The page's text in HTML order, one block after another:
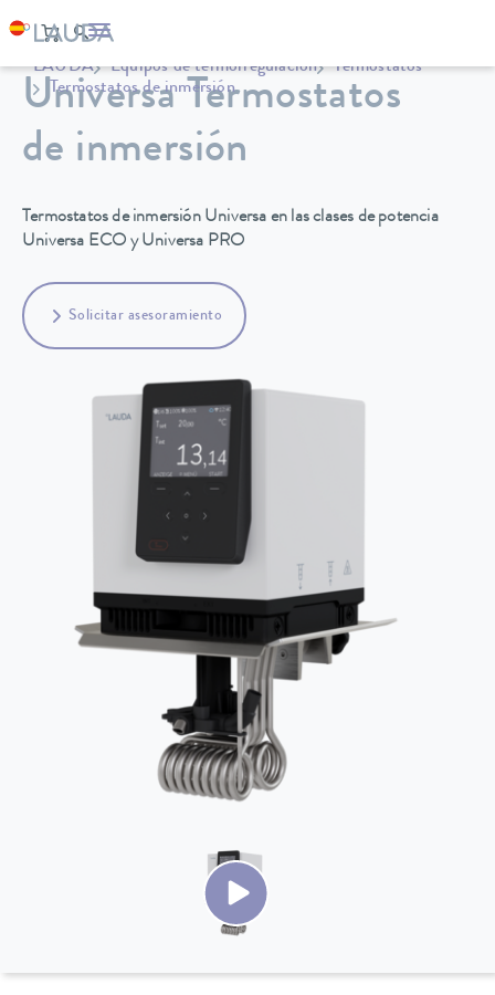
LAUDA Equipos de termorregulación
Termostatos
Termostatos de inmersión
Universa Termostatos
de inmersión
Termostatos de inmersión Universa en las clases de potencia
Universa ECO y Universa PRO
Solicitar asesoramiento